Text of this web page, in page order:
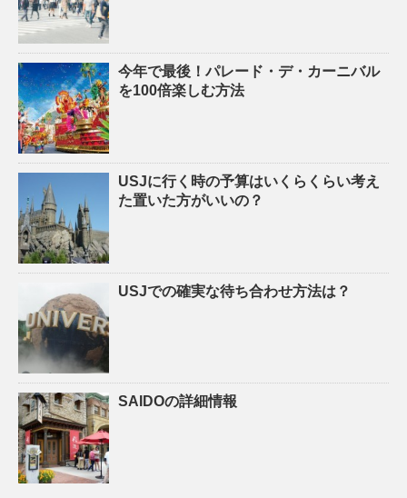
今年で最後！パレード・デ・カーニバル
を100倍楽しむ方法
USJに行く時の予算はいくらくらい考え
た置いた方がいいの？
USJでの確実な待ち合わせ方法は？
SAIDOの詳細情報